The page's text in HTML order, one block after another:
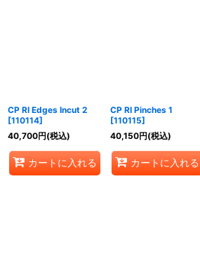
CP RI Edges Incut 2
[110114]
40,700円(税込)
カートに入れる
CP RI Pinches 1
[110115]
40,150円(税込)
カートに入れる